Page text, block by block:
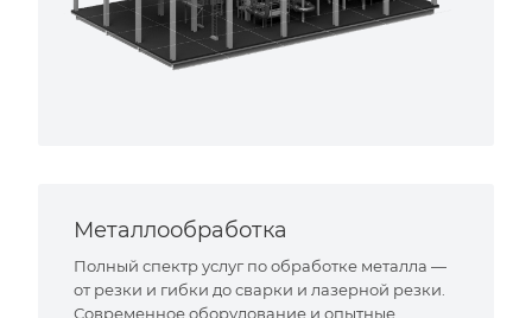
Металлообработка
Полный спектр услуг по обработке металла —
от резки и гибки до сварки и лазерной резки.
Современное оборудование и опытные